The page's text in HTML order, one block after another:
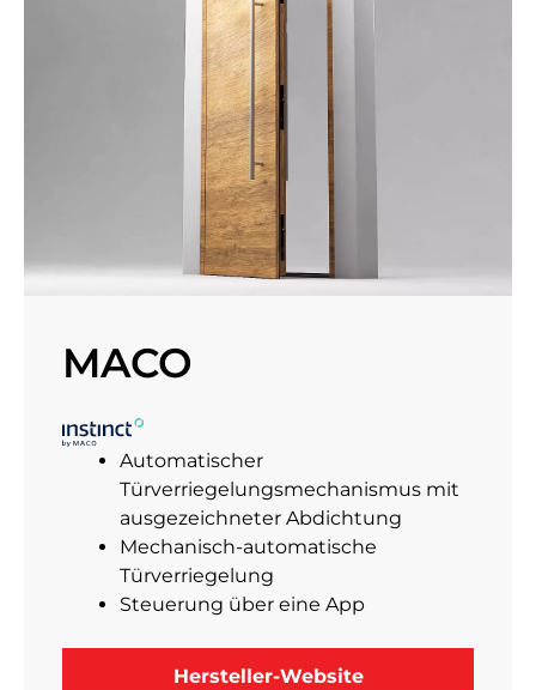
MACO
Automatischer
Türverriegelungsmechanismus mit
ausgezeichneter Abdichtung
Mechanisch-automatische
Türverriegelung
Steuerung über eine App
Hersteller-Website